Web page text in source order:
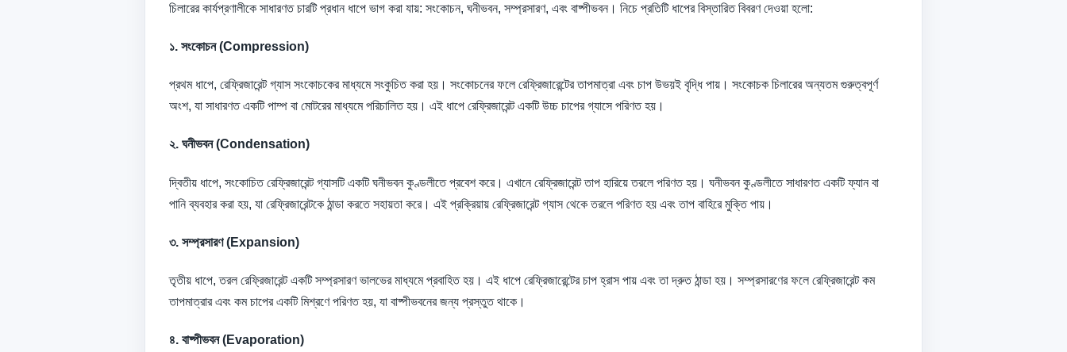
চিলারের কার্যপ্রণালীকে সাধারণত চারটি প্রধান ধাপে ভাগ করা যায়: সংকোচন, ঘনীভবন, সম্প্রসারণ, এবং বাষ্পীভবন। নিচে প্রতিটি ধাপের বিস্তারিত বিবরণ দেওয়া হলো:
১. সংকোচন (Compression)
প্রথম ধাপে, রেফ্রিজারেন্ট গ্যাস সংকোচকের মাধ্যমে সংকুচিত করা হয়। সংকোচনের ফলে রেফ্রিজারেন্টের তাপমাত্রা এবং চাপ উভয়ই বৃদ্ধি পায়। সংকোচক চিলারের অন্যতম গুরুত্বপূর্ণ
অংশ, যা সাধারণত একটি পাম্প বা মোটরের মাধ্যমে পরিচালিত হয়। এই ধাপে রেফ্রিজারেন্ট একটি উচ্চ চাপের গ্যাসে পরিণত হয়।
২. ঘনীভবন (Condensation)
দ্বিতীয় ধাপে, সংকোচিত রেফ্রিজারেন্ট গ্যাসটি একটি ঘনীভবন কুণ্ডলীতে প্রবেশ করে। এখানে রেফ্রিজারেন্ট তাপ হারিয়ে তরলে পরিণত হয়। ঘনীভবন কুণ্ডলীতে সাধারণত একটি ফ্যান বা
পানি ব্যবহার করা হয়, যা রেফ্রিজারেন্টকে ঠান্ডা করতে সহায়তা করে। এই প্রক্রিয়ায় রেফ্রিজারেন্ট গ্যাস থেকে তরলে পরিণত হয় এবং তাপ বাহিরে মুক্তি পায়।
৩. সম্প্রসারণ (Expansion)
তৃতীয় ধাপে, তরল রেফ্রিজারেন্ট একটি সম্প্রসারণ ভালভের মাধ্যমে প্রবাহিত হয়। এই ধাপে রেফ্রিজারেন্টের চাপ হ্রাস পায় এবং তা দ্রুত ঠান্ডা হয়। সম্প্রসারণের ফলে রেফ্রিজারেন্ট কম
তাপমাত্রার এবং কম চাপের একটি মিশ্রণে পরিণত হয়, যা বাষ্পীভবনের জন্য প্রস্তুত থাকে।
৪. বাষ্পীভবন (Evaporation)